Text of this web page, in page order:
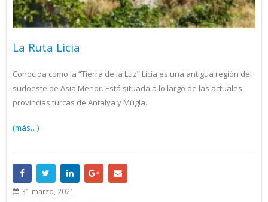
La Ruta Licia
Conocida como la “Tierra de la Luz” Licia es una antigua región del
sudoeste de Asia Menor. Está situada a lo largo de las actuales
provincias turcas de Antalya y Mügla.
(más…)
31 marzo, 2021